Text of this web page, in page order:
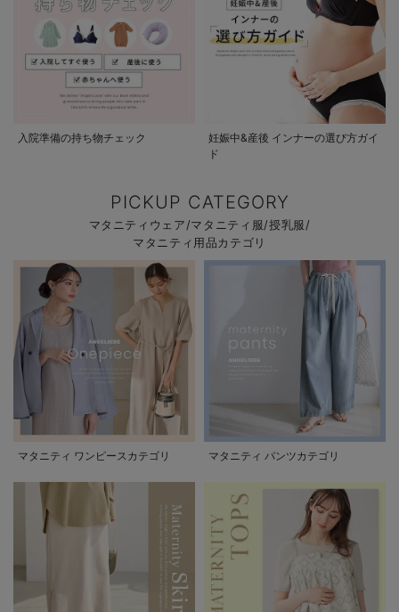
入院準備の持ち物チェック
妊娠中&産後 インナーの選び方ガイ
ド
PICKUP CATEGORY
マタニティウェア/マタニティ服/授乳服/
マタニティ用品カテゴリ
マタニティ ワンピースカテゴリ マタニティ パンツカテゴリ